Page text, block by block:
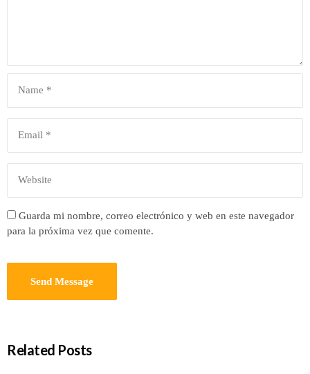
Guarda mi nombre, correo electrónico y web en este navegador
para la próxima vez que comente.
Related Posts